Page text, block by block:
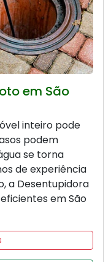
em São
inteiro pode
podem
se torna
de experiência
a Desentupidora
em São